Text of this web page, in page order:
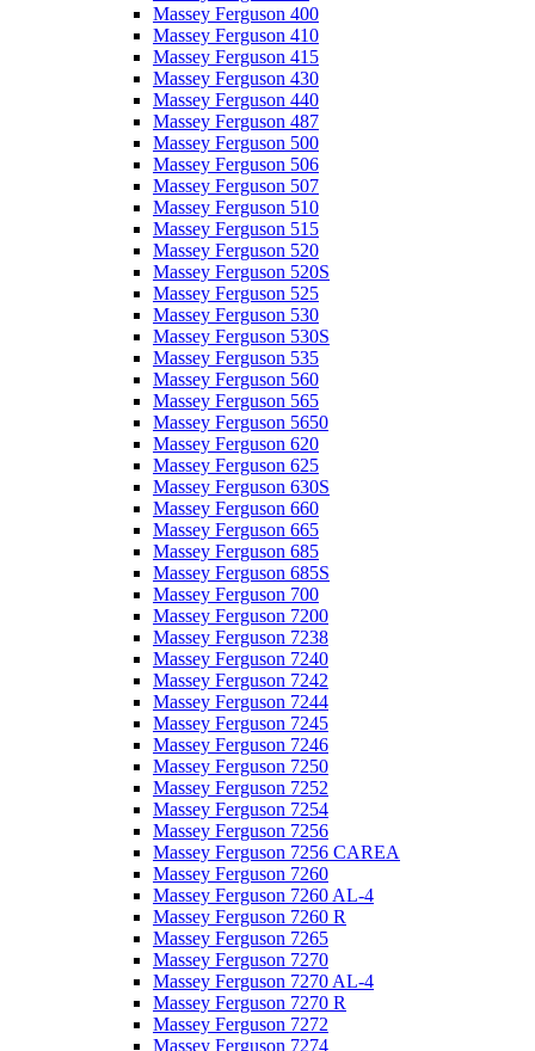
Massey Ferguson 400
Massey Ferguson 410
Massey Ferguson 415
Massey Ferguson 430
Massey Ferguson 440
Massey Ferguson 487
Massey Ferguson 500
Massey Ferguson 506
Massey Ferguson 507
Massey Ferguson 510
Massey Ferguson 515
Massey Ferguson 520
Massey Ferguson 520S
Massey Ferguson 525
Massey Ferguson 530
Massey Ferguson 530S
Massey Ferguson 535
Massey Ferguson 560
Massey Ferguson 565
Massey Ferguson 5650
Massey Ferguson 620
Massey Ferguson 625
Massey Ferguson 630S
Massey Ferguson 660
Massey Ferguson 665
Massey Ferguson 685
Massey Ferguson 685S
Massey Ferguson 700
Massey Ferguson 7200
Massey Ferguson 7238
Massey Ferguson 7240
Massey Ferguson 7242
Massey Ferguson 7244
Massey Ferguson 7245
Massey Ferguson 7246
Massey Ferguson 7250
Massey Ferguson 7252
Massey Ferguson 7254
Massey Ferguson 7256
Massey Ferguson 7256 CAREA
Massey Ferguson 7260
Massey Ferguson 7260 AL-4
Massey Ferguson 7260 R
Massey Ferguson 7265
Massey Ferguson 7270
Massey Ferguson 7270 AL-4
Massey Ferguson 7270 R
Massey Ferguson 7272
Massey Ferguson 7274